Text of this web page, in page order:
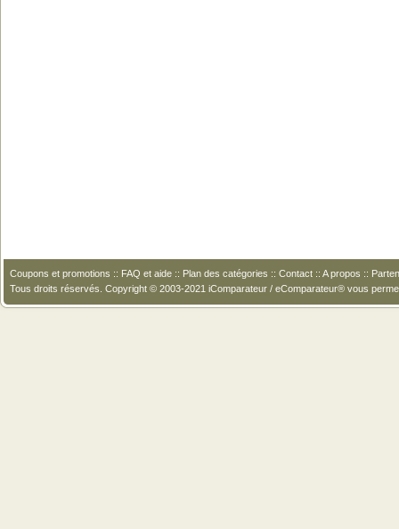
Coupons et promotions :: FAQ et aide :: Plan des catégories :: Contact :: A propos ::
Tous droits réservés. Copyright © 2003-2021 iComparateur / eComparateur® vous